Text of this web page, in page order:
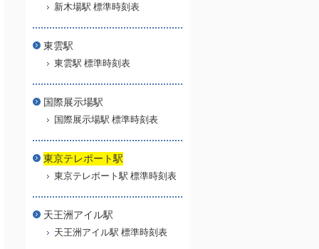
新木場駅 標準時刻表
東雲駅
東雲駅 標準時刻表
国際展示場駅
国際展示場駅 標準時刻表
東京テレポート駅
東京テレポート駅 標準時刻表
天王洲アイル駅
天王洲アイル駅 標準時刻表